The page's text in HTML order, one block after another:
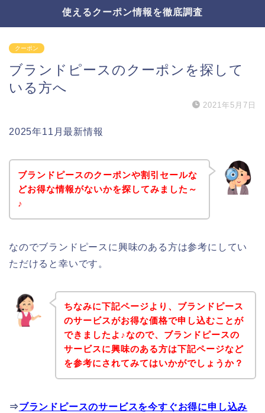
使えるクーポン情報を徹底調査
クーポン
ブランドピースのクーポンを探して
いる方へ
2021年5月7日
2025年11月最新情報
ブランドピースのクーポンや割引セールな
どお得な情報がないかを探してみました～
♪
なのでブランドピースに興味のある方は参考にしてい
ただけると幸いです。
ちなみに下記ページより、ブランドピース
のサービスがお得な価格で申し込むことが
できましたよ♪なので、ブランドピースの
サービスに興味のある方は下記ページなど
を参考にされてみてはいかがでしょうか？
⇒ブランドピースのサービスを今すぐお得に申し込み